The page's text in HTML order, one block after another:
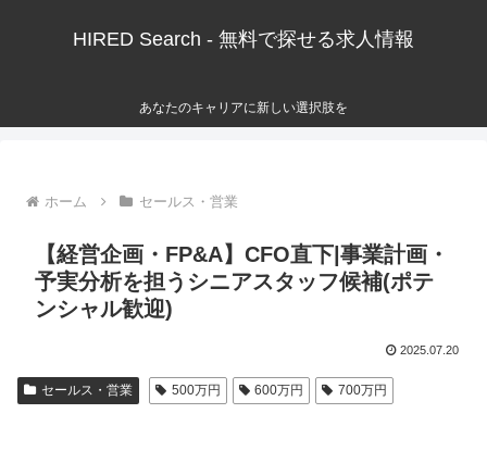
HIRED Search - 無料で探せる求人情報
あなたのキャリアに新しい選択肢を
ホーム セールス・営業
【経営企画・FP&A】CFO直下|事業計画・
予実分析を担うシニアスタッフ候補(ポテ
ンシャル歓迎)
2025.07.20
セールス・営業 500万円 600万円 700万円